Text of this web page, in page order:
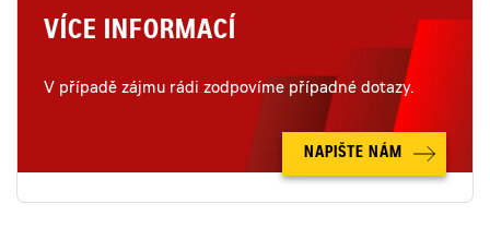
VÍCE INFORMACÍ
V případě zájmu rádi zodpovíme případné dotazy.
NAPIŠTE NÁM